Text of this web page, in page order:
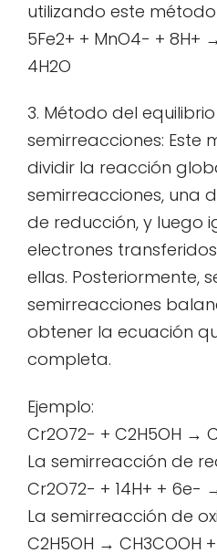
utilizando este
5Fe2+ + MnO4- + 8H+
4H2O
3. Método del
semirreacciones: Este
dividir la reacción
semirreacciones, una
de reducción, y luego
electrones
ellas. Posteriormente,
semirreacciones
obtener la ecuación
completa.
Ejemplo:
Cr2O72- + C2H5OH →
La semirreacción de
Cr2O72- + 14H+ + 6e-
La semirreacción de
C2H5OH → CH3COOH